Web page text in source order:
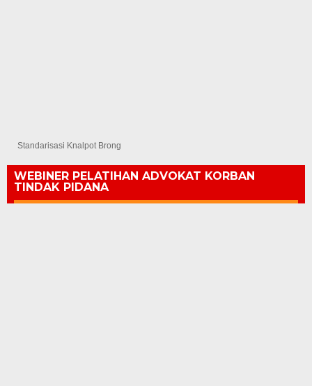
Standarisasi Knalpot Brong
WEBINER PELATIHAN ADVOKAT KORBAN
TINDAK PIDANA